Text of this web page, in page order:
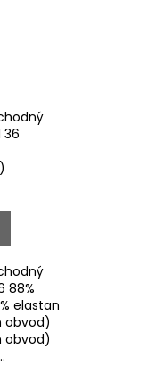
36
88%
elastan